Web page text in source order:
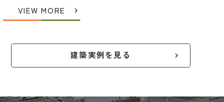
VIEW MORE
建築実例を見る